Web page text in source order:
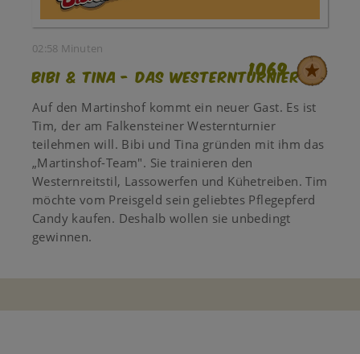
02:58 Minuten
1069
Bibi & Tina - Das Westernturnier
Auf den Martinshof kommt ein neuer Gast. Es ist
Tim, der am Falkensteiner Westernturnier
teilehmen will. Bibi und Tina gründen mit ihm das
„Martinshof-Team". Sie trainieren den
Westernreitstil, Lassowerfen und Kühetreiben. Tim
möchte vom Preisgeld sein geliebtes Pflegepferd
Candy kaufen. Deshalb wollen sie unbedingt
gewinnen.